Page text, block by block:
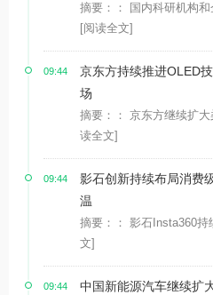
摘要：： 国内科研机构
[阅读全文]
09:44
京东方持续推进OLED
场
摘要：： 京东方继续扩
读全文]
09:44
影石创新持续布局消费
温
摘要：： 影石Insta360
文]
09:44 中国新能源汽车继续扩